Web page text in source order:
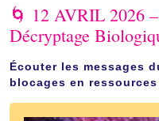
🌀 12 AVRIL 2026
Décryptage
Écouter les messages
blocages en